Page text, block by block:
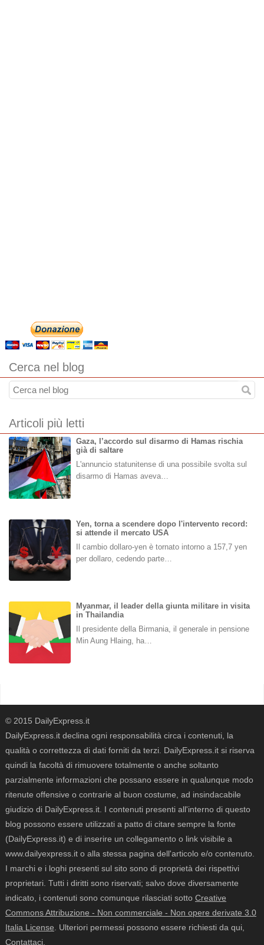
Cerca nel blog
Articoli più letti
Gaza, l’accordo sul disarmo di Hamas rischia
già di saltare
L'annuncio statunitense di una possibile svolta sul
disarmo di Hamas aveva…
Yen, torna a scendere dopo l'intervento record:
si attende il mercato USA
Il cambio dollaro-yen è tornato intorno a 157,7 yen
per dollaro, cedendo parte…
Myanmar, il leader della giunta militare in visita
in Thailandia
Il presidente della Birmania, il generale in pensione
Min Aung Hlaing, ha…
© 2015 DailyExpress.it
DailyExpress.it declina ogni responsabilità circa i contenuti, la
qualità o correttezza di dati forniti da terzi. DailyExpress.it si riserva
quindi la facoltà di rimuovere totalmente o anche soltanto
parzialmente informazioni che possano essere in qualunque modo
ritenute offensive o contrarie al buon costume, ad insindacabile
giudizio di DailyExpress.it. I contenuti presenti all'interno di questo
blog possono essere utilizzati a patto di citare sempre la fonte
(DailyExpress.it) e di inserire un collegamento o link visibile a
www.dailyexpress.it o alla stessa pagina dell'articolo e/o contenuto.
I marchi e i loghi presenti sul sito sono di proprietà dei rispettivi
proprietari. Tutti i diritti sono riservati; salvo dove diversamente
indicato, i contenuti sono comunque rilasciati sotto Creative
Commons Attribuzione - Non commerciale - Non opere derivate 3.0
Italia License . Ulteriori permessi possono essere richiesti da qui,
Contattaci